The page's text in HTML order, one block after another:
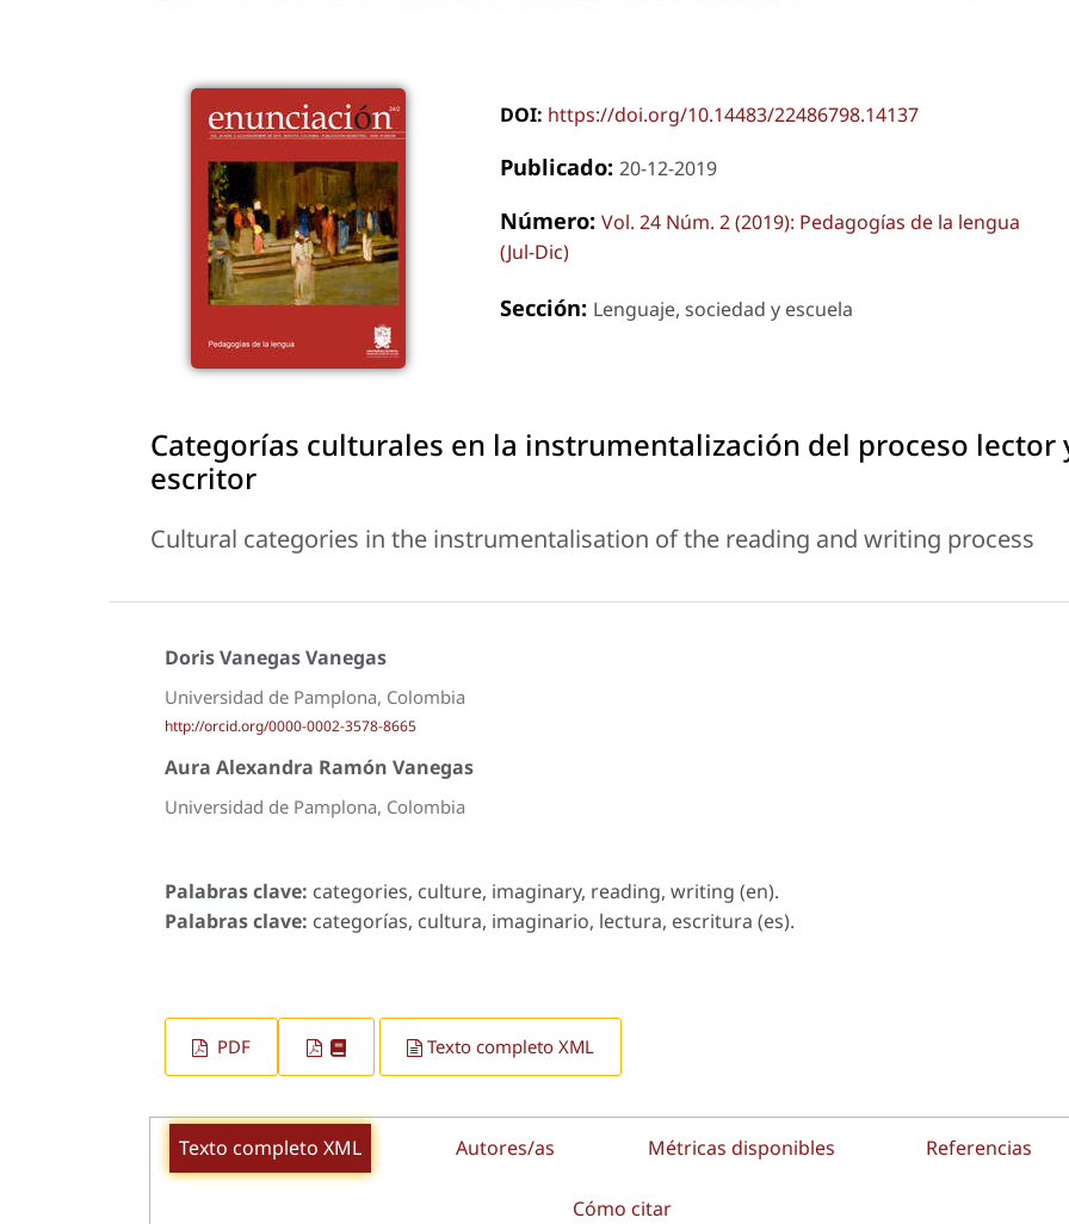
DOI: https://doi.org/10.14483/22486798.14137
Publicado: 20-12-2019
Número: Vol. 24 Núm. 2 (2019): Pedagogías de la lengua
(Jul-Dic)
Sección: Lenguaje, sociedad y escuela
Categorías culturales en la instrumentalización del proceso lector
escritor
Cultural categories in the instrumentalisation of the reading and writing process
Doris Vanegas Vanegas
Universidad de Pamplona, Colombia
http://orcid.org/0000-0002-3578-8665
Aura Alexandra Ramón Vanegas
Universidad de Pamplona, Colombia
Palabras clave: categories, culture, imaginary, reading, writing (en).
Palabras clave: categorías, cultura, imaginario, lectura, escritura (es).
PDF Texto completo XML
Texto completo XML Autores/as Métricas disponibles Referencias
Cómo citar